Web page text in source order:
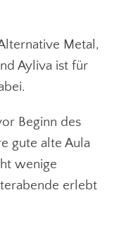
Metal,
Ayliva ist für
Beginn des
gute alte Aula
wenige
erlebt